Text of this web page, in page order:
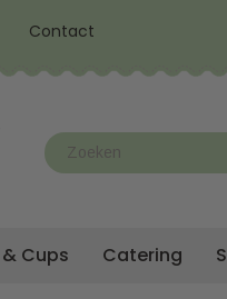
Contact
Cups Catering